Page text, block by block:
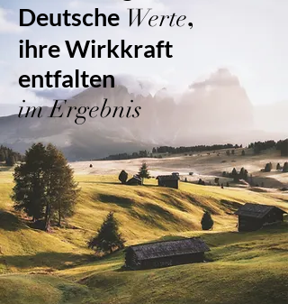
Deutsche Werte,
ihre Wirkkraft
entfalten
im Ergebnis